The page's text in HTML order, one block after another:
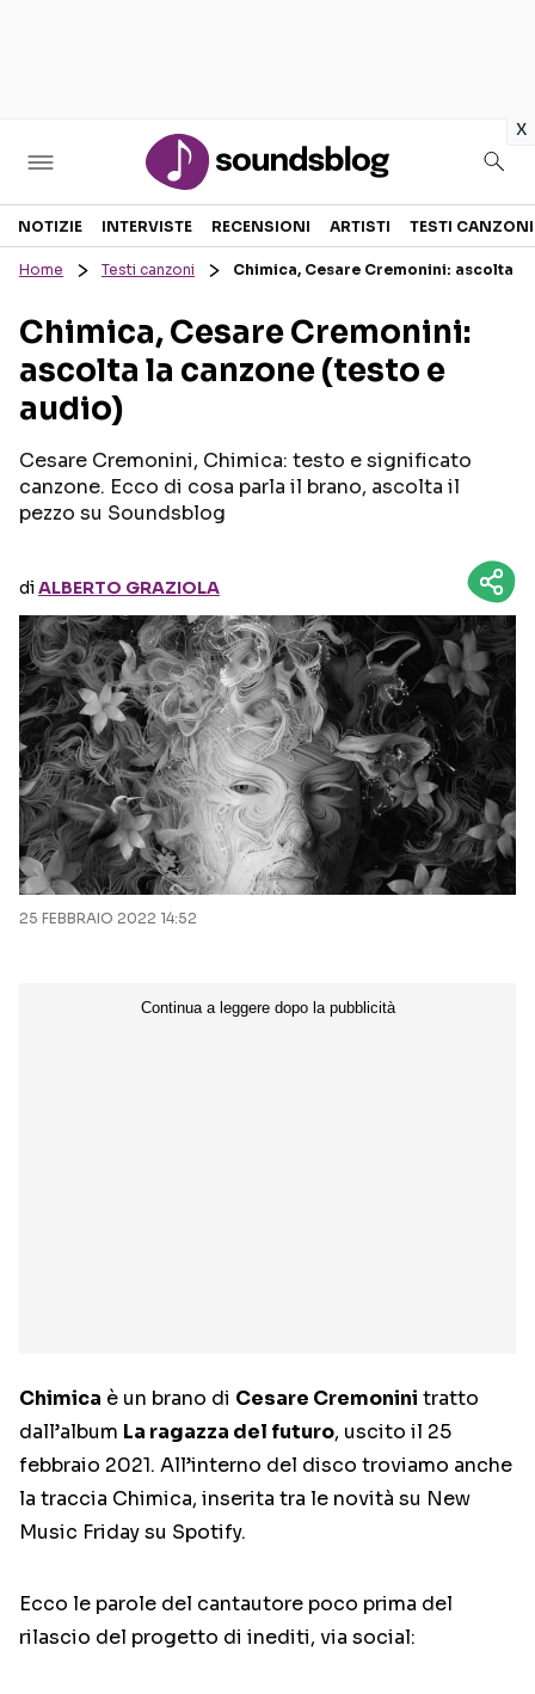
x
Sezioni
RECENSIONI MUSICALI
INTERVISTE
GOSSIP E CURIOSITÀ
TESTI CANZONI
TOUR ED EVENTI
Seguici sui social
NOTIZIE INTERVISTE RECENSIONI ARTISTI TESTI CANZONI
Home Testi canzoni Chimica, Cesare Cremonini: ascolta
Chimica, Cesare Cremonini:
ascolta la canzone (testo e
audio)
Cesare Cremonini, Chimica: testo e significato
canzone. Ecco di cosa parla il brano, ascolta il
pezzo su Soundsblog
diALBERTO GRAZIOLA
25 FEBBRAIO 2022 14:52
Chimica è un brano di Cesare Cremonini tratto
dall’album La ragazza del futuro, uscito il 25
febbraio 2021. All’interno del disco troviamo anche
la traccia Chimica, inserita tra le novità su New
Music Friday su Spotify.
Ecco le parole del cantautore poco prima del
rilascio del progetto di inediti, via social: